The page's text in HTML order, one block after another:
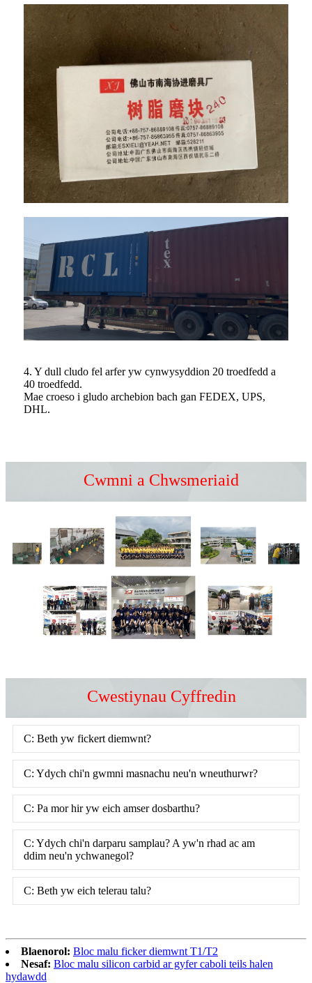
4. Y dull cludo fel arfer yw cynwysyddion 20 troedfedd a
40 troedfedd.
Mae croeso i gludo archebion bach gan FEDEX, UPS,
DHL.
Cwmni a Chwsmeriaid
Cwestiynau Cyffredin
C: Beth yw fickert diemwnt?
C: Ydych chi'n gwmni masnachu neu'n wneuthurwr?
C: Pa mor hir yw eich amser dosbarthu?
C: Ydych chi'n darparu samplau? A yw'n rhad ac am
ddim neu'n ychwanegol?
C: Beth yw eich telerau talu?
Blaenorol: Bloc malu ficker diemwnt T1/T2
Nesaf: Bloc malu silicon carbid ar gyfer caboli teils halen
hydawdd